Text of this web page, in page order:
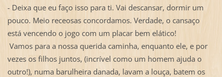
- Deixa que eu faço isso para ti. Vai descansar, dormir um
pouco. Meio receosas concordamos. Verdade, o cansaço
está vencendo o jogo com um placar bem elático!
Vamos para a nossa querida caminha, enquanto ele, e por
vezes os filhos juntos, (incrível como um homem ajuda o
outro!), numa barulheira danada, lavam a louça, batem os